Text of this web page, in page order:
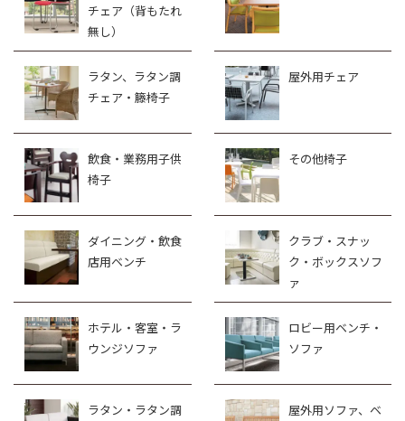
チェア（背もたれ
無し）
ラタン、ラタン調
チェア・籐椅子
屋外用チェア
飲食・業務用子供
椅子
その他椅子
ダイニング・飲食
店用ベンチ
クラブ・スナッ
ク・ボックスソフ
ァ
ホテル・客室・ラ
ウンジソファ
ロビー用ベンチ・
ソファ
ラタン・ラタン調
屋外用ソファ、ベ